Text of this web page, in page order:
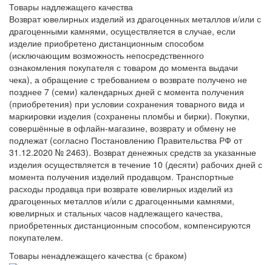
Товары надлежащего качества
Возврат ювелирных изделий из драгоценных металлов и/или с
драгоценными камнями, осуществляется в случае, если
изделие приобретено дистанционным способом
(исключающим возможность непосредственного
ознакомления покупателя с товаром до момента выдачи
чека), а обращение с требованием о возврате получено не
позднее 7 (семи) календарных дней с момента получения
(приобретения) при условии сохранения товарного вида и
маркировки изделия (сохранены пломбы и бирки). Покупки,
совершённые в офлайн-магазине, возврату и обмену не
подлежат (согласно Постановлению Правительства РФ от
31.12.2020 № 2463). Возврат денежных средств за указанные
изделия осуществляется в течение 10 (десяти) рабочих дней с
момента получения изделий продавцом. Транспортные
расходы продавца при возврате ювелирных изделий из
драгоценных металлов и/или с драгоценными камнями,
ювелирных и стальных часов надлежащего качества,
приобретенных дистанционным способом, компенсируются
покупателем.
Товары ненадлежащего качества (с браком)